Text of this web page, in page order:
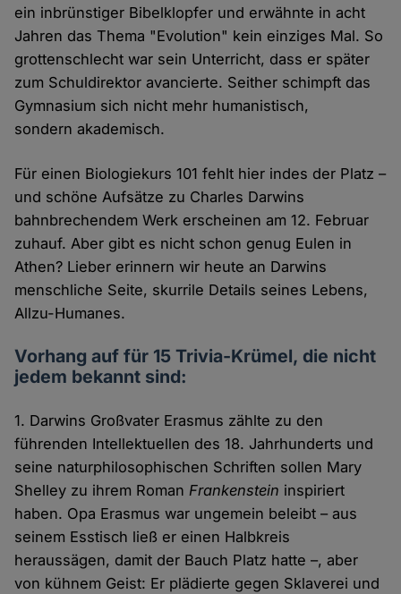
ein inbrünstiger Bibelklopfer und erwähnte in acht
Jahren das Thema "Evolution" kein einziges Mal. So
grottenschlecht war sein Unterricht, dass er später
zum Schuldirektor avancierte. Seither schimpft das
Gymnasium sich nicht mehr humanistisch,
sondern akademisch.
Für einen Biologiekurs 101 fehlt hier indes der Platz –
und schöne Aufsätze zu Charles Darwins
bahnbrechendem Werk erscheinen am 12. Februar
zuhauf. Aber gibt es nicht schon genug Eulen in
Athen? Lieber erinnern wir heute an Darwins
menschliche Seite, skurrile Details seines Lebens,
Allzu-Humanes.
Vorhang auf für 15 Trivia-Krümel, die nicht
jedem bekannt sind:
1. Darwins Großvater Erasmus zählte zu den
führenden Intellektuellen des 18. Jahrhunderts und
seine naturphilosophischen Schriften sollen Mary
Shelley zu ihrem RomanFrankenstein inspiriert
haben. Opa Erasmus war ungemein beleibt – aus
seinem Esstisch ließ er einen Halbkreis
heraussägen, damit der Bauch Platz hatte –, aber
von kühnem Geist: Er plädierte gegen Sklaverei und